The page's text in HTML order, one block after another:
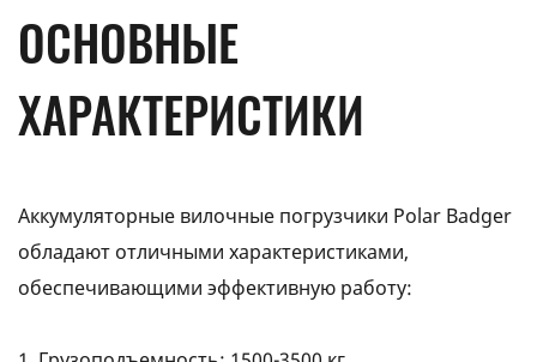
ОСНОВНЫЕ
ХАРАКТЕРИСТИКИ
Аккумуляторные вилочные погрузчики Polar Badger
обладают отличными характеристиками,
обеспечивающими эффективную работу: